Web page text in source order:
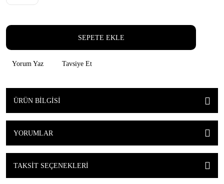
SEPETE EKLE
Yorum Yaz Tavsiye Et
ÜRÜN BILGISI
YORUMLAR
TAKSIT SEÇENEKLERI